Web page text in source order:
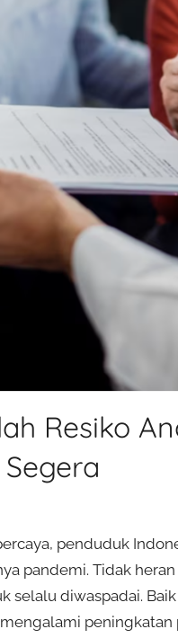
Resiko
penduduk
pandemi. Tidak
diwaspadai.
peningkatan